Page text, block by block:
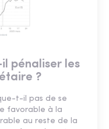
pénaliser les
?
t-il pas de se
favorable à la
au reste de la